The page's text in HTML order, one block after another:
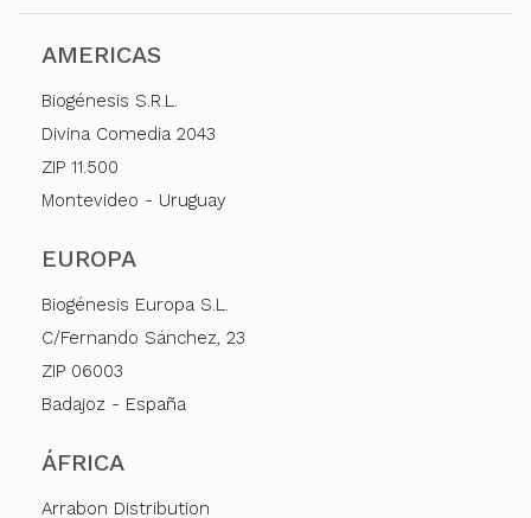
AMERICAS
Biogénesis S.R.L.
Divina Comedia 2043
ZIP 11.500
Montevideo - Uruguay
EUROPA
Biogénesis Europa S.L.
C/Fernando Sánchez, 23
ZIP 06003
Badajoz - España
ÁFRICA
Arrabon Distribution